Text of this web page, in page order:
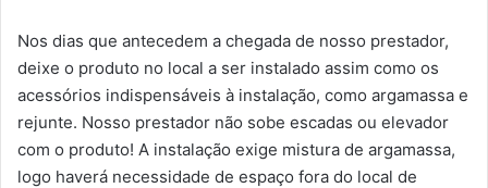
Nos dias que antecedem a chegada de nosso prestador,
deixe o produto no local a ser instalado assim como os
acessórios indispensáveis à instalação, como argamassa e
rejunte. Nosso prestador não sobe escadas ou elevador
com o produto! A instalação exige mistura de argamassa,
logo haverá necessidade de espaço fora do local de